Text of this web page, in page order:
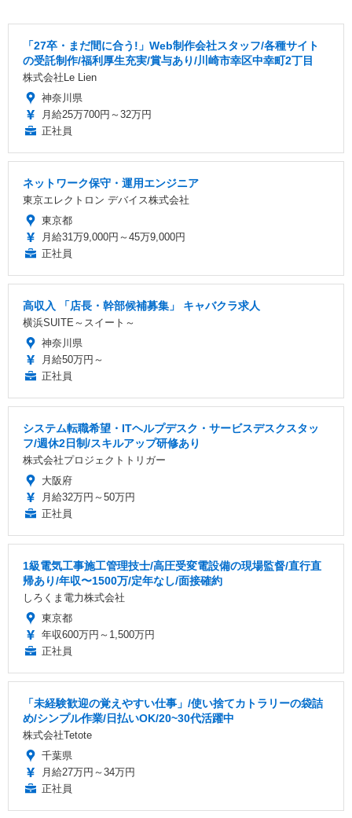
「27卒・まだ間に合う!」Web制作会社スタッフ/各種サイト
の受託制作/福利厚生充実/賞与あり/川崎市幸区中幸町2丁目
株式会社Le Lien
神奈川県
月給25万700円～32万円
正社員
ネットワーク保守・運用エンジニア
東京エレクトロン デバイス株式会社
東京都
月給31万9,000円～45万9,000円
正社員
高収入 「店長・幹部候補募集」 キャバクラ求人
横浜SUITE～スイート～
神奈川県
月給50万円～
正社員
システム転職希望・ITヘルプデスク・サービスデスクスタッ
フ/週休2日制/スキルアップ研修あり
株式会社プロジェクトトリガー
大阪府
月給32万円～50万円
正社員
1級電気工事施工管理技士/高圧受変電設備の現場監督/直行直
帰あり/年収〜1500万/定年なし/面接確約
しろくま電力株式会社
東京都
年収600万円～1,500万円
正社員
「未経験歓迎の覚えやすい仕事」/使い捨てカトラリーの袋詰
め/シンプル作業/日払いOK/20~30代活躍中
株式会社Tetote
千葉県
月給27万円～34万円
正社員